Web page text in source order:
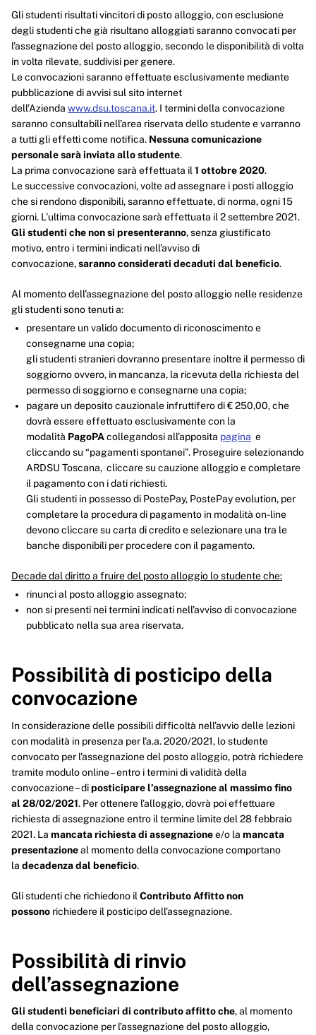
Gli studenti risultati vincitori di posto alloggio, con esclusione
degli studenti che già risultano alloggiati saranno convocati per
l’assegnazione del posto alloggio, secondo le disponibilità di volta
in volta rilevate, suddivisi per genere.
Le convocazioni saranno effettuate esclusivamente mediante
pubblicazione di avvisi sul sito internet
dell’Azienda www.dsu.toscana.it. I termini della convocazione
saranno consultabili nell’area riservata dello studente e varranno
a tutti gli effetti come notifica. Nessuna comunicazione
personale sarà inviata allo studente.
La prima convocazione sarà effettuata il 1 ottobre 2020.
Le successive convocazioni, volte ad assegnare i posti alloggio
che si rendono disponibili, saranno effettuate, di norma, ogni 15
giorni. L’ultima convocazione sarà effettuata il 2 settembre 2021.
Gli studenti che non si presenteranno, senza giustificato
motivo, entro i termini indicati nell’avviso di
convocazione,saranno considerati decaduti dal beneficio.
Al momento dell’assegnazione del posto alloggio nelle residenze
gli studenti sono tenuti a:
presentare un valido documento di riconoscimento e
consegnarne una copia;
gli studenti stranieri dovranno presentare inoltre il permesso di
soggiorno ovvero, in mancanza, la ricevuta della richiesta del
permesso di soggiorno e consegnarne una copia;
pagare un deposito cauzionale infruttifero di € 250,00, che
dovrà essere effettuato esclusivamente con la
modalità PagoPAcollegandosi all’apposita pagina e
cliccando su “pagamenti spontanei”. Proseguire selezionando
ARDSU Toscana, cliccare su cauzione alloggio e completare
il pagamento con i dati richiesti.
Gli studenti in possesso di PostePay, PostePay evolution, per
completare la procedura di pagamento in modalità on-line
devono cliccare su carta di credito e selezionare una tra le
banche disponibili per procedere con il pagamento.
Decade dal diritto a fruire del posto alloggio lo studente che:
rinunci al posto alloggio assegnato;
non si presenti nei termini indicati nell’avviso di convocazione
pubblicato nella sua area riservata.
Possibilità di posticipo della
convocazione
In considerazione delle possibili difficoltà nell’avvio delle lezioni
con modalità in presenza per l’a.a. 2020/2021, lo studente
convocato per l’assegnazione del posto alloggio, potrà richiedere
tramite modulo online – entro i termini di validità della
convocazione – diposticipare l’assegnazione al massimo fino
al 28/02/2021. Per ottenere l’alloggio, dovrà poi effettuare
richiesta di assegnazione entro il termine limite del 28 febbraio
2021. La mancata richiesta di assegnazionee/o la mancata
presentazioneal momento della convocazione comportano
la decadenza dal beneficio.
Gli studenti che richiedono il Contributo Affitto non
possono richiedere il posticipo dell’assegnazione.
Possibilità di rinvio
dell’assegnazione
Gli studenti beneficiari di contributo affitto che, al momento
della convocazione per l’assegnazione del posto alloggio,